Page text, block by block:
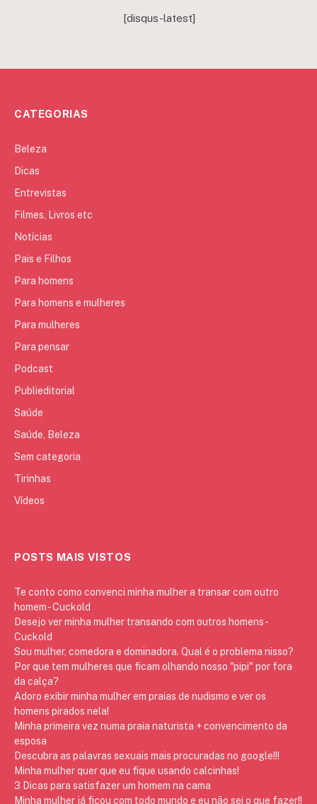
[disqus-latest]
CATEGORIAS
Beleza
Dicas
Entrevistas
Filmes, Livros etc
Notícias
Pais e Filhos
Para homens
Para homens e mulheres
Para mulheres
Para pensar
Podcast
Publieditorial
Saúde
Saúde, Beleza
Sem categoria
Tirinhas
Vídeos
POSTS MAIS VISTOS
Te conto como convenci minha mulher a transar com outro
homem - Cuckold
Desejo ver minha mulher transando com outros homens -
Cuckold
Sou mulher, comedora e dominadora. Qual é o problema nisso?
Por que tem mulheres que ficam olhando nosso "pipi" por fora
da calça?
Adoro exibir minha mulher em praias de nudismo e ver os
homens pirados nela!
Minha primeira vez numa praia naturista + convencimento da
esposa
Descubra as palavras sexuais mais procuradas no google!!!
Minha mulher quer que eu fique usando calcinhas!
3 Dicas para satisfazer um homem na cama
Minha mulher já ficou com todo mundo e eu não sei o que fazer!!